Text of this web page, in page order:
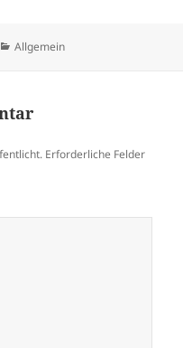
Kategorien
Allgemein
Erforderliche Felder